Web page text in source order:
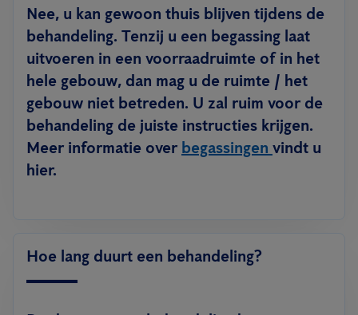
Nee, u kan gewoon thuis blijven tijdens de
behandeling. Tenzij u een begassing laat
uitvoeren in een voorraadruimte of in het
hele gebouw, dan mag u de ruimte / het
gebouw niet betreden. U zal ruim voor de
behandeling de juiste instructies krijgen.
Meer informatie over begassingen vindt u
hier.
Hoe lang duurt een behandeling?